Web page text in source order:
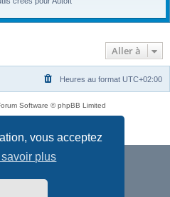
vous acceptez
savoir plus
Aller à
Heures au format UTC+02:00
Software © phpBB Limited
phpBB-fr.com